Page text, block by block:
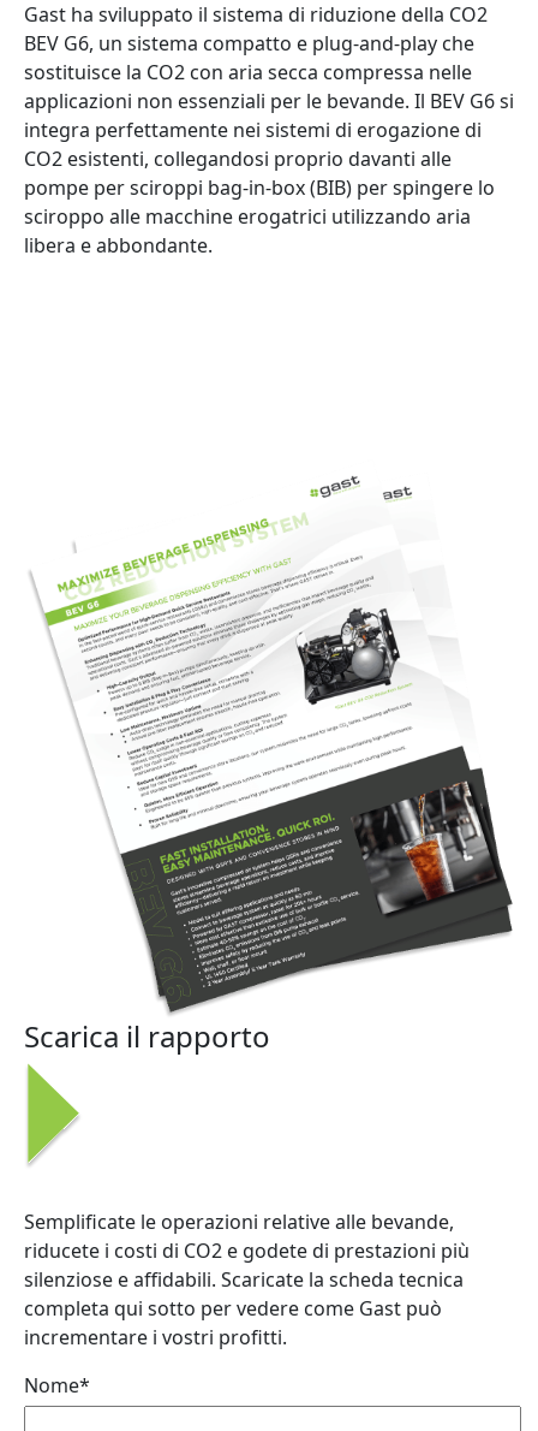
Gast ha sviluppato il sistema di riduzione della CO2
BEV G6, un sistema compatto e plug-and-play che
sostituisce la CO2 con aria secca compressa nelle
applicazioni non essenziali per le bevande. Il BEV G6 si
integra perfettamente nei sistemi di erogazione di
CO2 esistenti, collegandosi proprio davanti alle
pompe per sciroppi bag-in-box (BIB) per spingere lo
sciroppo alle macchine erogatrici utilizzando aria
libera e abbondante.
Scarica il rapporto
Semplificate le operazioni relative alle bevande,
riducete i costi di CO2 e godete di prestazioni più
silenziose e affidabili. Scaricate la scheda tecnica
completa qui sotto per vedere come Gast può
incrementare i vostri profitti.
Nome*